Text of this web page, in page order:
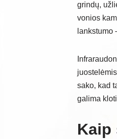
grindų,
vonios
lankstumo
sako, kad
galima
Kaip